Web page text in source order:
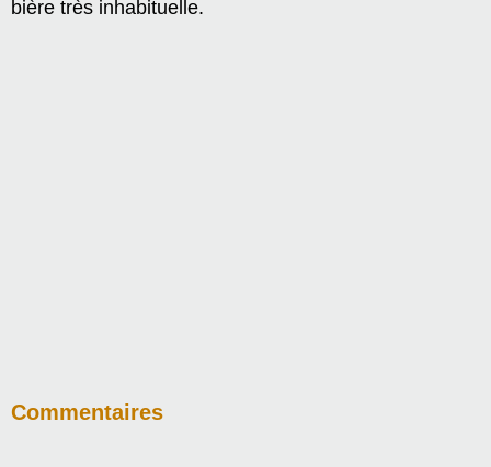
bière très inhabituelle.
Commentaires